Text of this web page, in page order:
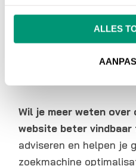
ALLES
Heb je nog vragen over
Wil je meer weten
website beter vindbaar
adviseren en helpen je
zoekmachine